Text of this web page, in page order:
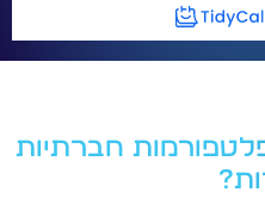
חברתיות